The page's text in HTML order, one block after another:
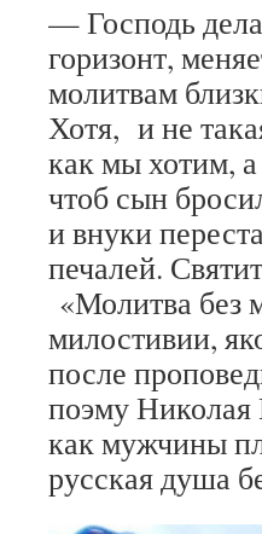
— Господь
горизонт,
молитвам
Хотя, и не
как мы хотим,
чтоб сын
и внуки
печалей.
«Молитва без
милостивии,
после
поэму Николая
как мужчины
русская душа